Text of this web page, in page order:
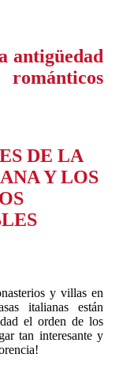
DE LA
Y LOS
y villas en
italianas están
el orden de los
tan interesante y